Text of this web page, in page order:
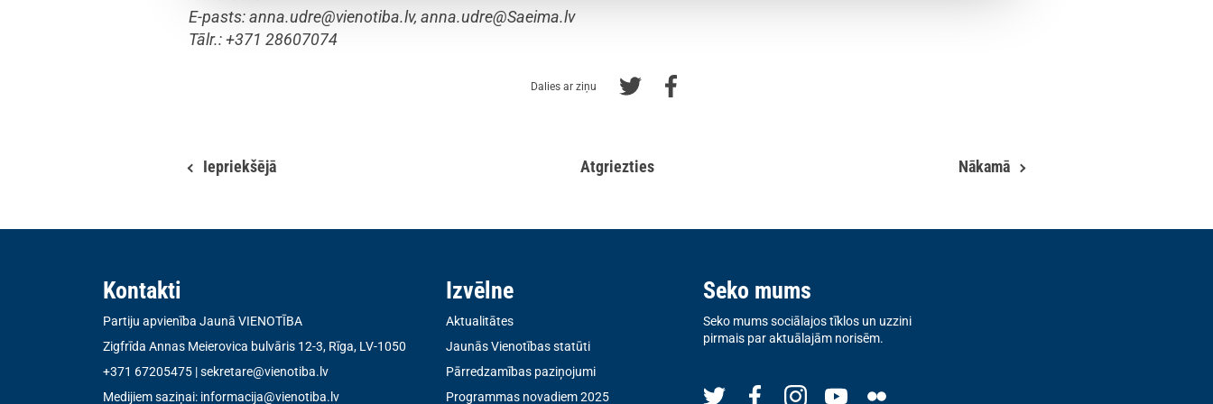
E-pasts:anna.udre@vienotiba.lv, anna.udre@Saeima.lv
Tālr.: +371 28607074
Dalies ar ziņu
Iepriekšējā Atgriezties Nākamā
Kontakti
Partiju apvienība Jaunā VIENOTĪBA
Zigfrīda Annas Meierovica bulvāris 12-3, Rīga, LV-1050
+371 67205475 |sekretare@vienotiba.lv
Medijiem saziņai: informacija@vienotiba.lv
Izvēlne
Aktualitātes
Jaunās Vienotības statūti
Pārredzamības paziņojumi
Programmas novadiem 2025
Seko mums
Seko mums sociālajos tīklos un uzzini
pirmais par aktuālajām norisēm.